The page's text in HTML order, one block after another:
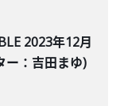
2023年12月
ー：吉田まゆ)